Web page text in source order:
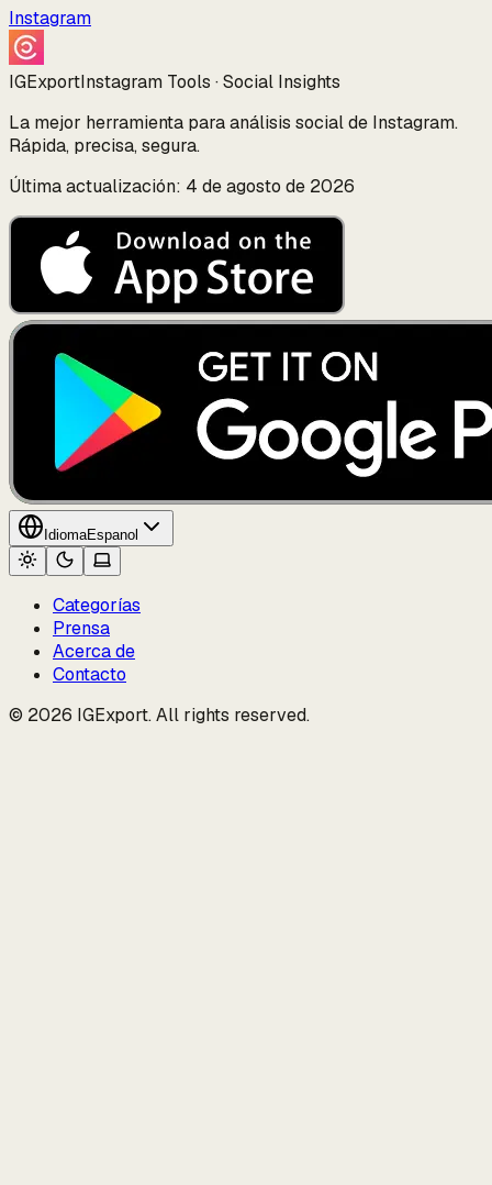
Instagram
IGExportInstagram Tools · Social Insights
La mejor herramienta para análisis social de Instagram.
Rápida, precisa, segura.
Última actualización: 4 de agosto de 2026
IdiomaEspanol
Categorías
Prensa
Acerca de
Contacto
© 2026 IGExport. All rights reserved.